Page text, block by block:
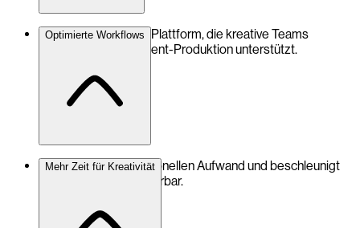
Benutzerfreundliche Plattform, die kreative Teams
effizient bei der Content-Produktion unterstützt.
Optimierte Workflows
Reduziert den redaktionellen Aufwand und beschleunigt
kreative Prozesse spürbar.
Mehr Zeit für Kreativität